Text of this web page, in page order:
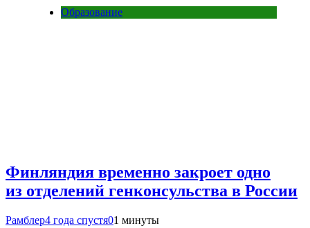
Образование
Финляндия временно закроет одно
из отделений генконсульства в России
Рамблер4 года спустя01 минуты